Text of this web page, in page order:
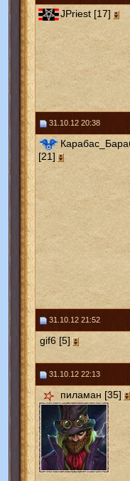
JPriest [17]
31.10.12 20:38
[21]
31.10.12 21:52
gif6 [5]
31.10.12 22:13
пиламан [35]